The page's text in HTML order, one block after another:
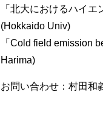
「北大におけるハイ
(Hokkaido Univ)
「Cold field emission
Harima)
お問い合わせ：村田